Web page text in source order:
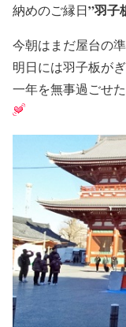
納めのご縁日”羽子
今朝はまだ屋台の
明日には羽子板が
一年を無事過ごせ